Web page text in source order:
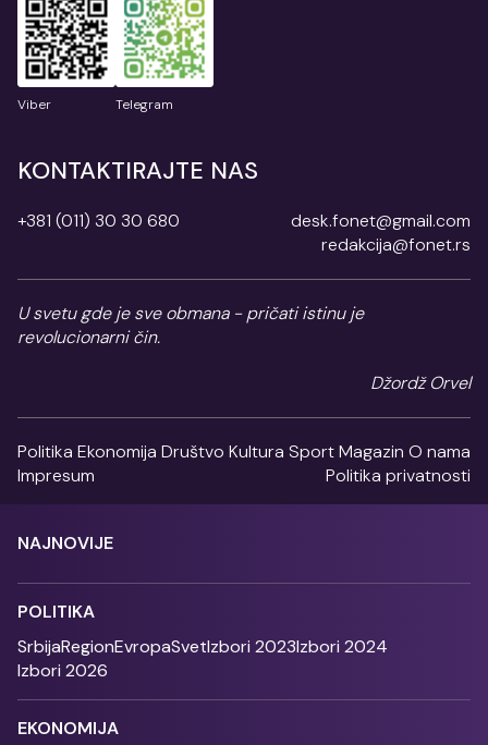
Viber Telegram
KONTAKTIRAJTE NAS
+381 (011) 30 30 680
desk.fonet@gmail.com
redakcija@fonet.rs
U svetu gde je sve obmana - pričati istinu je
revolucionarni čin.
Džordž Orvel
Politika Ekonomija Društvo Kultura SportMagazin O nama
Impresum
Politika privatnosti
NAJNOVIJE
POLITIKA
SrbijaRegionEvropaSvetIzbori 2023Izbori 2024
Izbori 2026
EKONOMIJA